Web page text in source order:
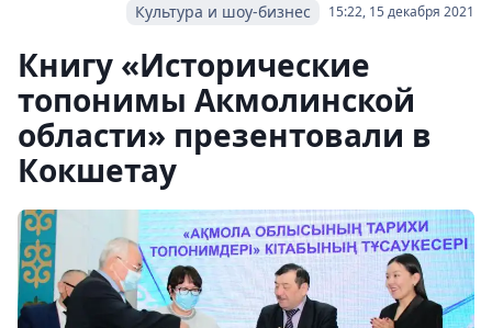
15:22, 15 декабря 2021
Культура и шоу-бизнес
Книгу «Исторические
топонимы Акмолинской
области» презентовали в
Кокшетау